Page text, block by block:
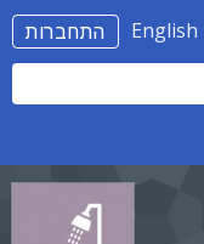
התחברות English